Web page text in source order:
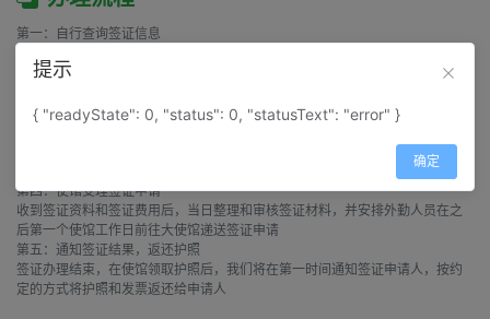
第一：自行查询签证信息
与签证客服沟通，了解需要办理签证的最新信息，如近期签证资料是否有变
第四：使馆受理签证申请
收到签证资料和签证费用后，当日整理和审核签证材料，并安排外勤人员在之
后第一个使馆工作日前往大使馆递送签证申请
第五：通知签证结果，返还护照
签证办理结束，在使馆领取护照后，我们将在第一时间通知签证申请人，按约
定的方式将护照和发票返还给申请人
提示
{ "readyState": 0, "status": 0, "statusText": "error" }
确定